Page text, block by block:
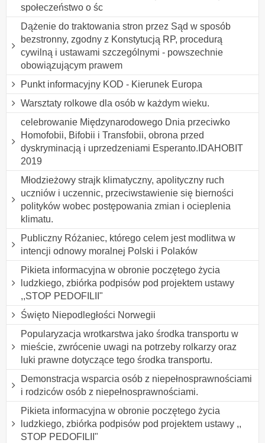
społeczeństwo o śc
Dążenie do traktowania stron przez Sąd w sposób
bezstronny, zgodny z Konstytucją RP, procedurą
cywilną i ustawami szczególnymi - powszechnie
obowiązującym prawem
Punkt informacyjny KOD - Kierunek Europa
Warsztaty rolkowe dla osób w każdym wieku.
celebrowanie Międzynarodowego Dnia przeciwko
Homofobii, Bifobii i Transfobii, obrona przed
dyskryminacją i uprzedzeniami Esperanto.IDAHOBIT
2019
Młodzieżowy strajk klimatyczny, apolityczny ruch
uczniów i uczennic, przeciwstawienie się bierności
polityków wobec postępowania zmian i ocieplenia
klimatu.
Publiczny Różaniec, którego celem jest modlitwa w
intencji odnowy moralnej Polski i Polaków
Pikieta informacyjna w obronie poczętego życia
ludzkiego, zbiórka podpisów pod projektem ustawy
,,STOP PEDOFILII"
Święto Niepodległości Norwegii
Popularyzacja wrotkarstwa jako środka transportu w
mieście, zwrócenie uwagi na potrzeby rolkarzy oraz
luki prawne dotyczące tego środka transportu.
Demonstracja wsparcia osób z niepełnosprawnościami
i rodziców osób z niepełnosprawnościami.
Pikieta informacyjna w obronie poczętego życia
ludzkiego, zbiórka podpisów pod projektem ustawy ,,
STOP PEDOFILII"